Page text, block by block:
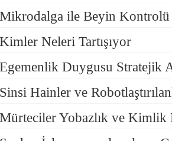
Mikrodalga ile Beyin Kontrolü
Kimler Neleri Tartışıyor
Egemenlik Duygusu Stratejik
Sinsi Hainler ve
Mürteciler Yobazlık ve Kimlik